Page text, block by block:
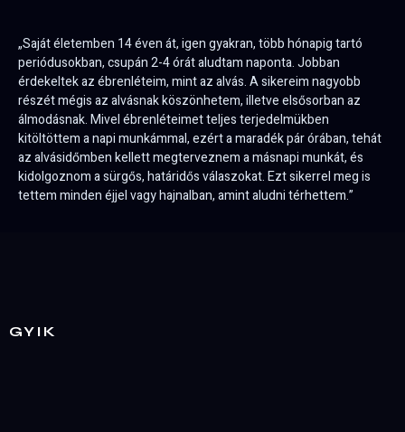
„Saját életemben 14 éven át, igen gyakran, több hónapig tartó
periódusokban, csupán 2-4 órát aludtam naponta. Jobban
érdekeltek az ébrenléteim, mint az alvás. A sikereim nagyobb
részét mégis az alvásnak köszönhetem, illetve elsősorban az
álmodásnak. Mivel ébrenléteimet teljes terjedelmükben
kitöltöttem a napi munkámmal, ezért a maradék pár órában, tehát
az alvásidőmben kellett megterveznem a másnapi munkát, és
kidolgoznom a sürgős, határidős válaszokat. Ezt sikerrel meg is
tettem minden éjjel vagy hajnalban, amint aludni térhettem.”
GYIK